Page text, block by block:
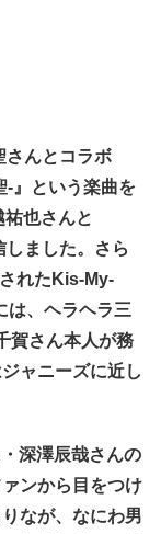
さんとコラボ
-』という楽曲を
也さんと
ました。さら
れたKis-My-
は、ヘラヘラ三
賀さん本人が務
ャニーズに近し
深澤辰哉さんの
ンから目をつけ
なが、なにわ男